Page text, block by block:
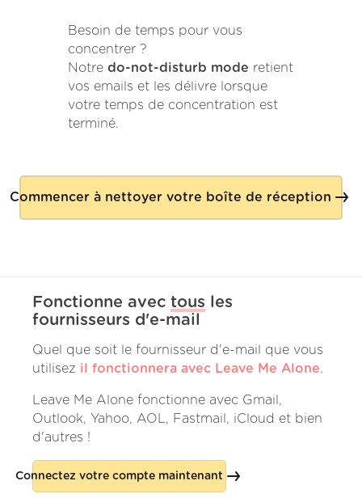
Besoin de temps pour vous
concentrer ?
Notre do-not-disturb mode retient
vos emails et les délivre lorsque
votre temps de concentration est
terminé.
Commencer à nettoyer votre boîte de réception
Fonctionne avec tous
les
fournisseurs d'e-mail
Quel que soit le fournisseur d'e-mail que vous
utilisez il fonctionnera avec Leave Me Alone.
Leave Me Alone fonctionne avec Gmail,
Outlook, Yahoo, AOL, Fastmail, iCloud et bien
d'autres !
Connectez votre compte maintenant